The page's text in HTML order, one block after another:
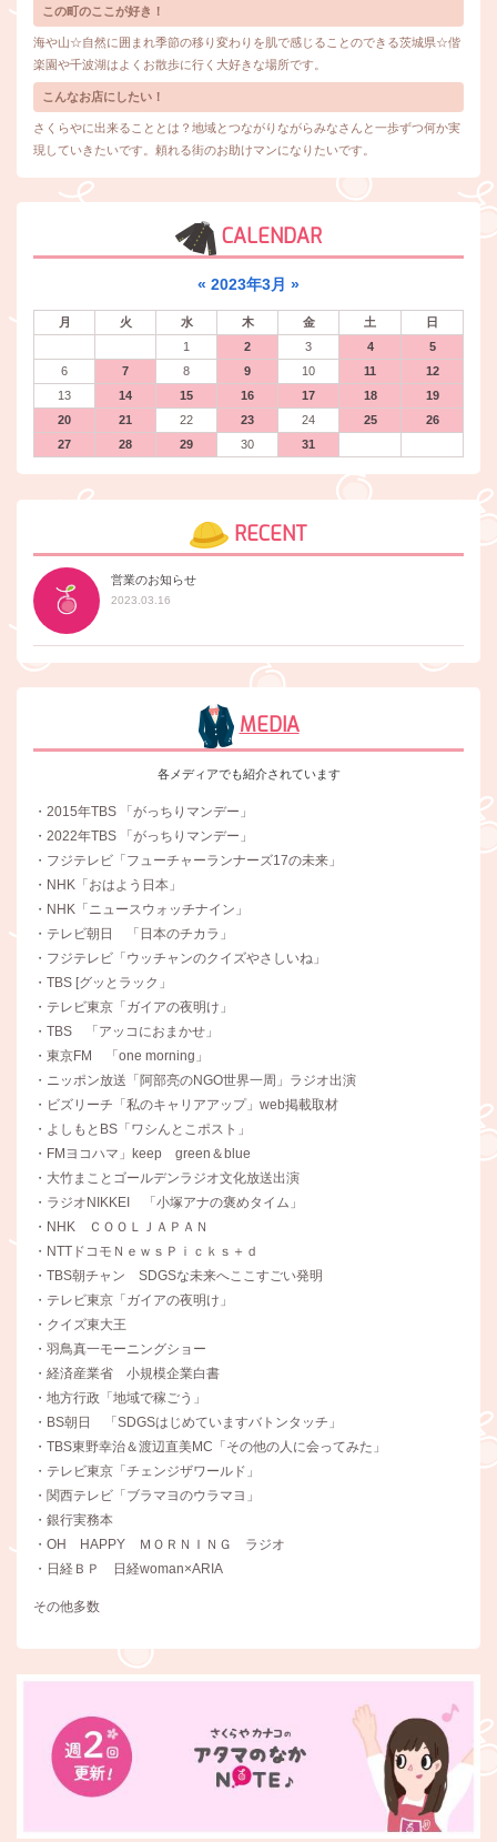
この町のここが好き！
海や山☆自然に囲まれ季節の移り変わりを肌で感じることのできる茨城県☆偕
楽園や千波湖はよくお散歩に行く大好きな場所です。
こんなお店にしたい！
さくらやに出来ることとは？地域とつながりながらみなさんと一歩ずつ何か実
現していきたいです。頼れる街のお助けマンになりたいです。
CALENDAR
« 2023年3月 »
月 火 水 木 金 土
日
1
2 3 4
5
6
7 8 9 10 11
12
13
14 15 16 17 18
19
20
21 22 23 24 25
26
27
28 29 30 31
RECENT
営業のお知らせ
2023.03.16
MEDIA
各メディアでも紹介されています
・2015年TBS 「がっちりマンデー」
・2022年TBS 「がっちりマンデー」
・フジテレビ「フューチャーランナーズ17の未来」
・NHK「おはよう日本」
・NHK「ニュースウォッチナイン」
・テレビ朝日 「日本のチカラ」
・フジテレビ「ウッチャンのクイズやさしいね」
・TBS [グッとラック」
・テレビ東京「ガイアの夜明け」
・TBS 「アッコにおまかせ」
・東京FM 「one morning」
・ニッポン放送「阿部亮のNGO世界一周」ラジオ出演
・ビズリーチ「私のキャリアアップ」web掲載取材
・よしもとBS「ワシんとこポスト」
・FMヨコハマ」keep green＆blue
・大竹まことゴールデンラジオ文化放送出演
・ラジオNIKKEI 「小塚アナの褒めタイム」
・NHK ＣＯＯＬＪＡＰＡＮ
・NTTドコモＮｅｗｓＰｉｃｋｓ＋ｄ
・TBS朝チャン SDGSな未来へここすごい発明
・テレビ東京「ガイアの夜明け」
・クイズ東大王
・羽鳥真一モーニングショー
・経済産業省 小規模企業白書
・地方行政「地域で稼ごう」
・BS朝日 「SDGSはじめていますバトンタッチ」
・TBS東野幸治＆渡辺直美MC「その他の人に会ってみた」
・テレビ東京「チェンジザワールド」
・関西テレビ「ブラマヨのウラマヨ」
・銀行実務本
・OH HAPPY ＭＯＲＮＩＮＧ ラジオ
・日経ＢＰ 日経woman×ARIA
その他多数